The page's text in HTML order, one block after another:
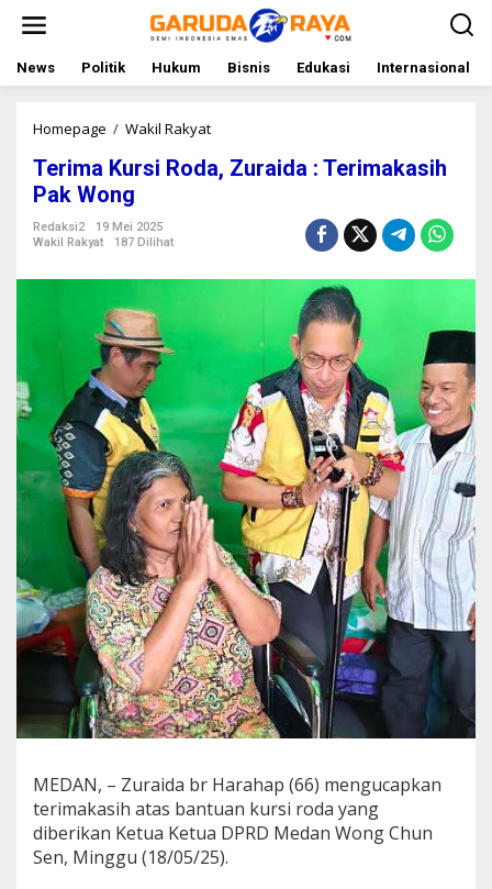
t
News Politik Hukum Bisnis Edukasi Internasional
Homepage / Wakil Rakyat
r
d
a
,
Z
u
a
i
d
a
:
T
e
r
i
m
a
k
a
i
h
P
a
k
Terima Kursi Roda, Zuraida : Terimakasih
Pak Wong
Redaksi2
19 Mei 2025
Wakil Rakyat
187 Dilihat
MEDAN, – Zuraida br Harahap (66) mengucapkan
terimakasih atas bantuan kursi roda yang
diberikan Ketua Ketua DPRD Medan Wong Chun
Sen, Minggu (18/05/25).